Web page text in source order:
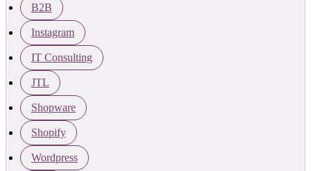
B2B
Instagram
IT Consulting
JTL
Shopware
Shopify
Wordpress